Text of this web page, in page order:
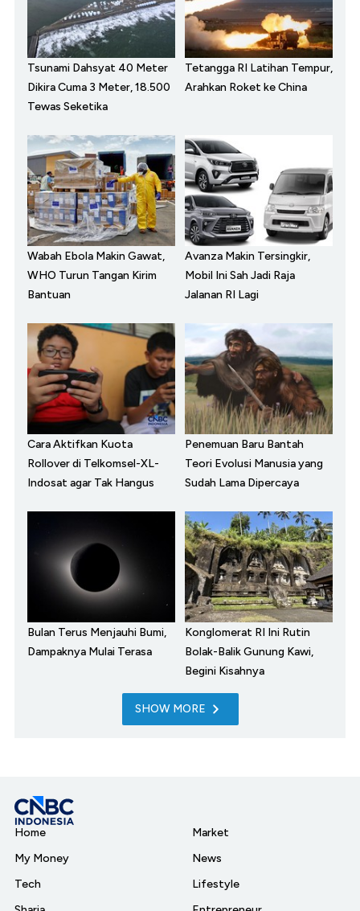
Tsunami Dahsyat 40 Meter
Dikira Cuma 3 Meter, 18.500
Tewas Seketika
Tetangga RI Latihan Tempur,
Arahkan Roket ke China
Wabah Ebola Makin Gawat,
WHO Turun Tangan Kirim
Bantuan
Avanza Makin Tersingkir,
Mobil Ini Sah Jadi Raja
Jalanan RI Lagi
Cara Aktifkan Kuota
Rollover di Telkomsel-XL-
Indosat agar Tak Hangus
Penemuan Baru Bantah
Teori Evolusi Manusia yang
Sudah Lama Dipercaya
Bulan Terus Menjauhi Bumi,
Dampaknya Mulai Terasa
Konglomerat RI Ini Rutin
Bolak-Balik Gunung Kawi,
Begini Kisahnya
SHOW MORE
Home
My Money
Tech
Market
News
Lifestyle